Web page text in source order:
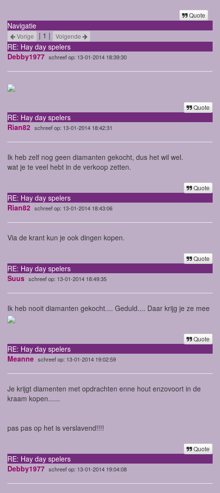
Quote
Navigatie
Vorige | 1 | Volgende
RE: Hay day spelers
Debby1977 schreef op: 13-01-2014 18:39:30
Quote
RE: Hay day spelers
Rian82 schreef op: 13-01-2014 18:42:31
Ik heb zelf nog geen diamanten gekocht, dus het wil wel.
wat je te veel hebt in de verkoop zetten.
Quote
RE: Hay day spelers
Rian82 schreef op: 13-01-2014 18:43:06
Via de krant kun je ook dingen kopen.
Quote
RE: Hay day spelers
Suus schreef op: 13-01-2014 18:49:35
Ik heb nooit diamanten gekocht.... Geduld.... Daar krijg je ze mee
Quote
RE: Hay day spelers
Meanne schreef op: 13-01-2014 19:02:59
Je krijgt diamenten met opdrachten enne hout enzovoort in de
kraam kopen......
pas pas op het is verslavend!!!!
Quote
RE: Hay day spelers
Debby1977 schreef op: 13-01-2014 19:04:08